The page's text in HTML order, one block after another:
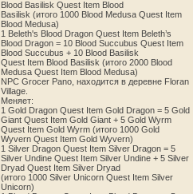
Blood Basilisk Quest Item Blood
Basilisk (итого 1000 Blood Medusa Quest Item
Blood Medusa)
1 Beleth's Blood Dragon Quest Item Beleth’s
Blood Dragon = 10 Blood Succubus Quest Item
Blood Succubus + 10 Blood Basilisk
Quest Item Blood Basilisk (итого 2000 Blood
Medusa Quest Item Blood Medusa)
NPC Grocer Pano, находится в деревне Floran
Village.
Меняет:
1 Gold Dragon Quest Item Gold Dragon = 5 Gold
Giant Quest Item Gold Giant + 5 Gold Wyrm
Quest Item Gold Wyrm (итого 1000 Gold
Wyvern Quest Item Gold Wyvern)
1 Silver Dragon Quest Item Silver Dragon = 5
Silver Undine Quest Item Silver Undine + 5 Silver
Dryad Quest Item Silver Dryad
(итого 1000 Silver Unicorn Quest Item Silver
Unicorn)